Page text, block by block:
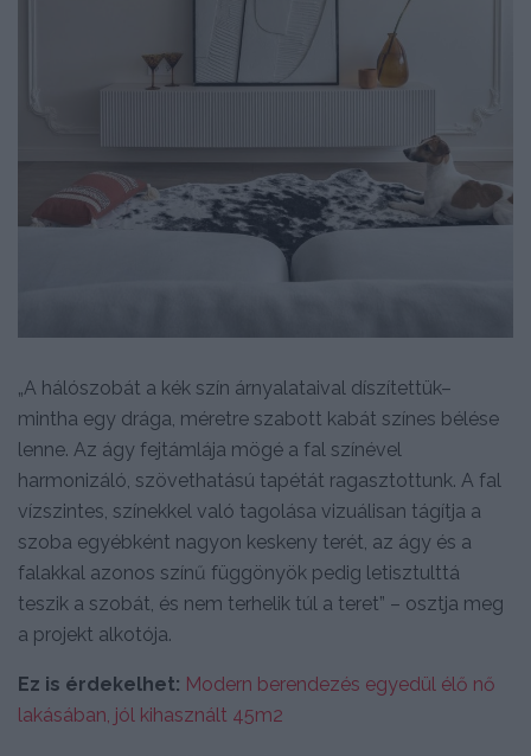
„A hálószobát a kék szín árnyalataival díszítettük–
mintha egy drága, méretre szabott kabát színes bélése
lenne. Az ágy fejtámlája mögé a fal színével
harmonizáló, szövethatású tapétát ragasztottunk. A fal
vízszintes, színekkel való tagolása vizuálisan tágítja a
szoba egyébként nagyon keskeny terét, az ágy és a
falakkal azonos színű függönyök pedig letisztulttá
teszik a szobát, és nem terhelik túl a teret” – osztja meg
a projekt alkotója.
Ez is érdekelhet: Modern berendezés egyedül élő nő
lakásában, jól kihasznált 45m2